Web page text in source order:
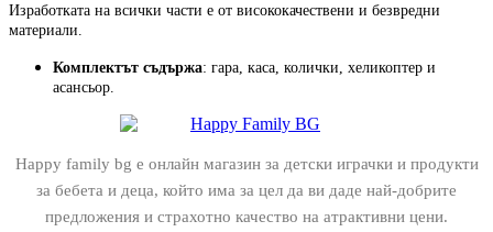
Изработката на всички части е от висококачествени и безвредни
материали.
Комплектът съдържа: гара, каса, колички, хеликоптер и
асансьор.
Happy family bg е онлайн магазин за детски играчки и продукти
за бебета и деца, който има за цел да ви даде най-добрите
предложения и страхотно качество на атрактивни цени.